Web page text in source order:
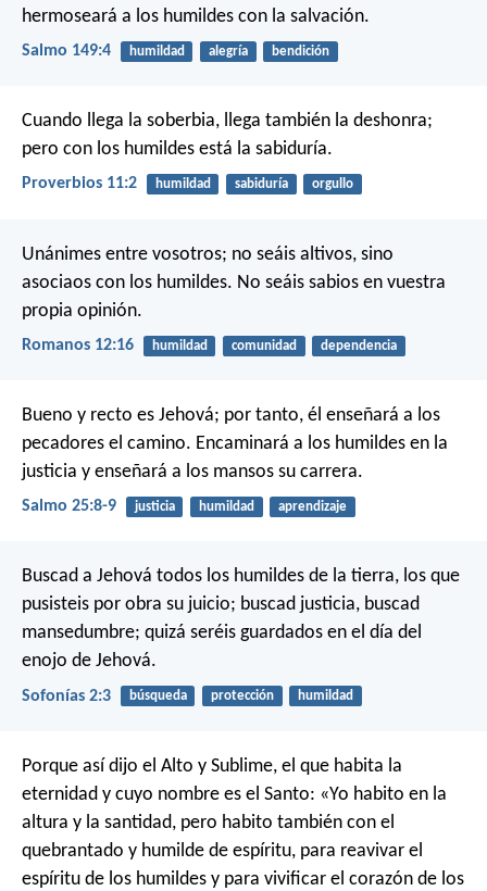
hermoseará a los humildes con la salvación.
Salmo 149:4 humildad alegría bendición
Cuando llega la soberbia, llega también la deshonra;
pero con los humildes está la sabiduría.
Proverbios 11:2 humildad sabiduría orgullo
Unánimes entre vosotros; no seáis altivos, sino
asociaos con los humildes. No seáis sabios en vuestra
propia opinión.
Romanos 12:16 humildad comunidad dependencia
Bueno y recto es Jehová; por tanto, él enseñará a los
pecadores el camino. Encaminará a los humildes en la
justicia y enseñará a los mansos su carrera.
Salmo 25:8-9 justicia humildad aprendizaje
Buscad a Jehová todos los humildes de la tierra, los que
pusisteis por obra su juicio; buscad justicia, buscad
mansedumbre; quizá seréis guardados en el día del
enojo de Jehová.
Sofonías 2:3 búsqueda protección humildad
Porque así dijo el Alto y Sublime, el que habita la
eternidad y cuyo nombre es el Santo: «Yo habito en la
altura y la santidad, pero habito también con el
quebrantado y humilde de espíritu, para reavivar el
espíritu de los humildes y para vivificar el corazón de los